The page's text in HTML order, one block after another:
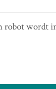
robot wordt